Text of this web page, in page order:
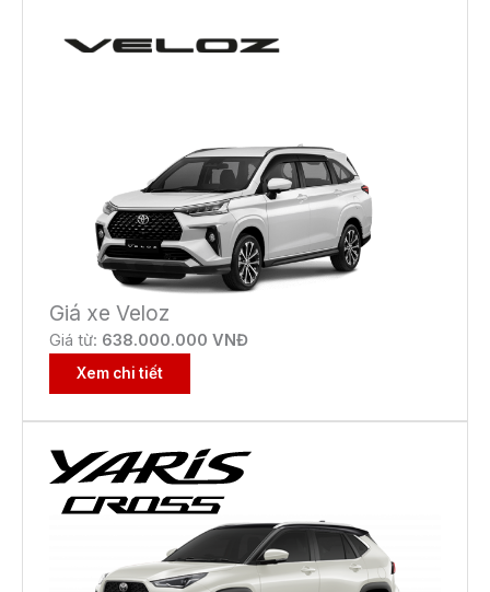
Giá xe Veloz
Giá từ: 638.000.000 VNĐ
Xem chi tiết